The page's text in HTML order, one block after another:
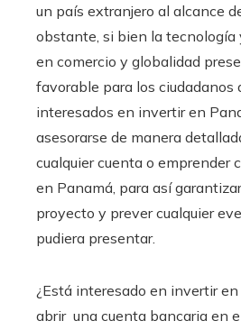
un país extranjero al alcance
obstante, si bien la tecnología
en comercio y globalidad
favorable para los ciudadanos
interesados en invertir en
asesorarse de manera
cualquier cuenta o emprender
en Panamá, para así
proyecto y prever cualquier
pudiera presentar.
¿Está interesado en invertir
abrir una cuenta bancaria en